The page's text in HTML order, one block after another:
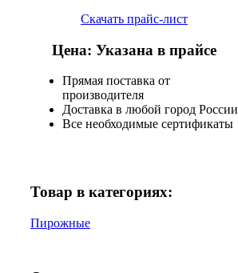
Скачать прайс-лист
Цена: Указана в прайсе
Прямая поставка от
производителя
Доставка в любой город России
Все необходимые сертификаты
Товар в категориях:
Пирожные